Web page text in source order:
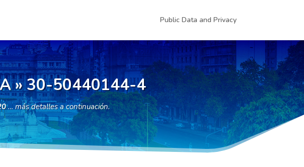
Public Data and Privacy
» 30-50440144-4
… más detalles a continuación.